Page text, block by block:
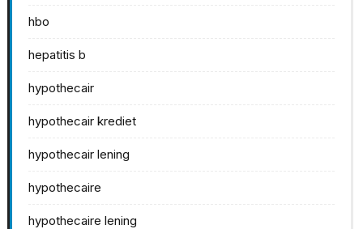
hbo
hepatitis b
hypothecair
hypothecair krediet
hypothecair lening
hypothecaire
hypothecaire lening